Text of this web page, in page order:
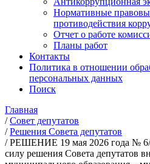
Нормативные
противодействия
Отчет о работе
Планы работ
Контакты
Политика в отношении
персональных данных
Поиск
Главная
/Совет депутатов
/Решения Совета депутатов
/РЕШЕНИЕ 19 мая 2026 года №
силу решения Совета депутатов